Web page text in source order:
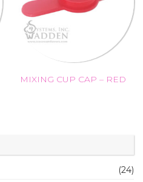
MIXING CUP CAP – RED
(24)